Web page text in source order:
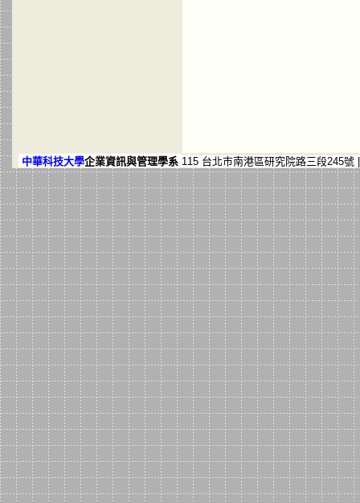
中華科技大學企業資訊與管理學系 115 台北市南港區研究院路三段245號